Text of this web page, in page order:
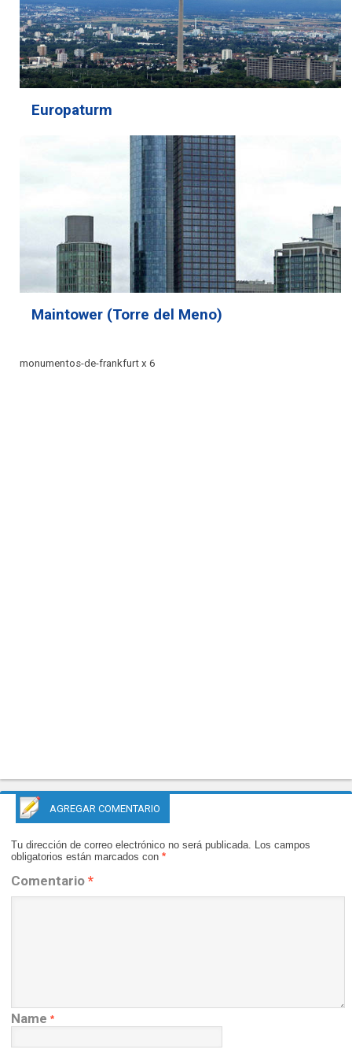
Europaturm
Maintower (Torre del Meno)
monumentos-de-frankfurt x 6
AGREGAR COMENTARIO
Tu dirección de correo electrónico no será publicada.
Los campos
obligatorios están marcados con *
Comentario *
Name *